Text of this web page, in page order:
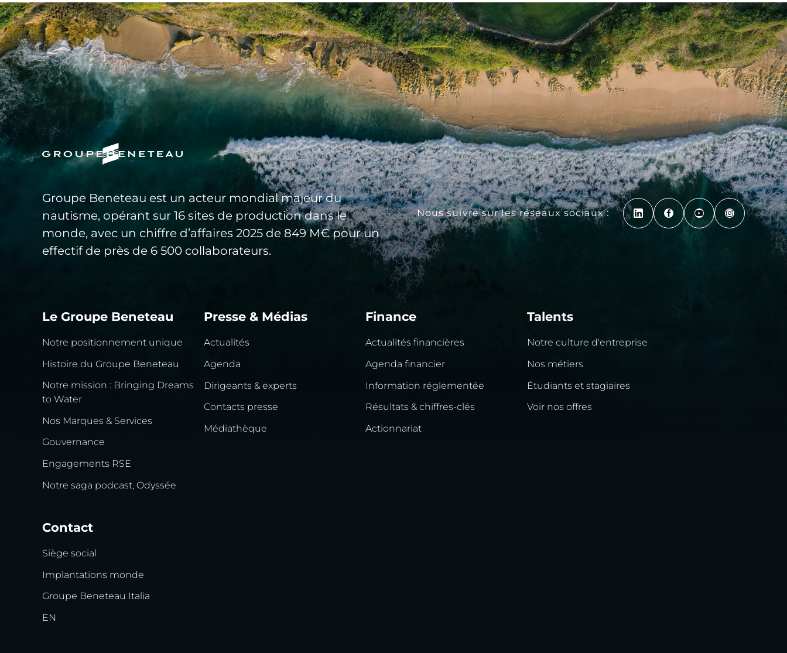
Groupe Beneteau est un acteur mondial majeur du
nautisme, opérant sur 16 sites de production dans le
monde, avec un chiffre d’affaires 2025 de 849 M€ pour un
effectif de près de 6 500 collaborateurs.
Nous suivre sur les réseaux sociaux :
Le Groupe Beneteau
Notre positionnement unique
Histoire du Groupe Beneteau
Notre mission : Bringing Dreams
to Water
Nos Marques & Services
Gouvernance
Engagements RSE
Notre saga podcast, Odyssée
Presse & Médias
Actualités
Agenda
Dirigeants & experts
Contacts presse
Médiathèque
Finance
Actualités financières
Agenda financier
Information réglementée
Résultats & chiffres-clés
Actionnariat
Talents
Notre culture d'entreprise
Nos métiers
Étudiants et stagiaires
Voir nos offres
Contact
Siège social
Implantations monde
Groupe Beneteau Italia
EN